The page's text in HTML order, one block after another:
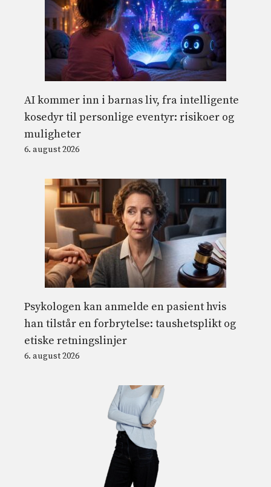
AI kommer inn i barnas liv, fra intelligente
kosedyr til personlige eventyr: risikoer og
muligheter
6. august 2026
Psykologen kan anmelde en pasient hvis
han tilstår en forbrytelse: taushetsplikt og
etiske retningslinjer
6. august 2026